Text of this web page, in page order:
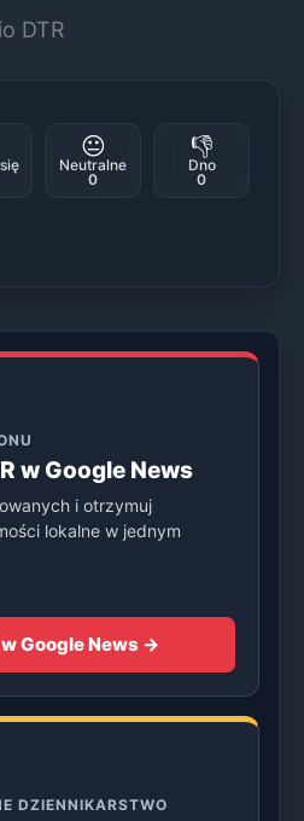
DTR
😐
Neutralne
0
👎
Dno
0
w Google News
i otrzymuj
lokalne w jednym
Google News →
DZIENNIKARSTWO